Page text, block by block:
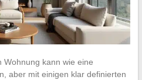
Wohnung kann wie eine
aber mit einigen klar definierten